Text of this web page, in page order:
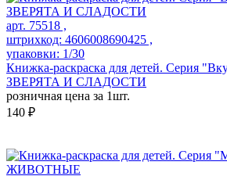
арт. 75518 ,
штрихкод: 4606008690425 ,
упаковки: 1/30
Книжка-раскраска для детей. Серия
ЗВЕРЯТА И СЛАДОСТИ
розничная цена за 1шт.
140 ₽